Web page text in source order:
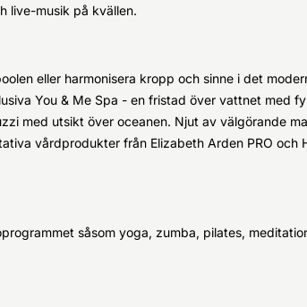
live-musik på kvällen.
eller harmonisera kropp och sinne i det
You & Me Spa - en fristad över vattnet med
med utsikt över oceanen. Njut av välgörande
vårdprodukter från Elizabeth Arden PRO och
såsom yoga, zumba, pilates,